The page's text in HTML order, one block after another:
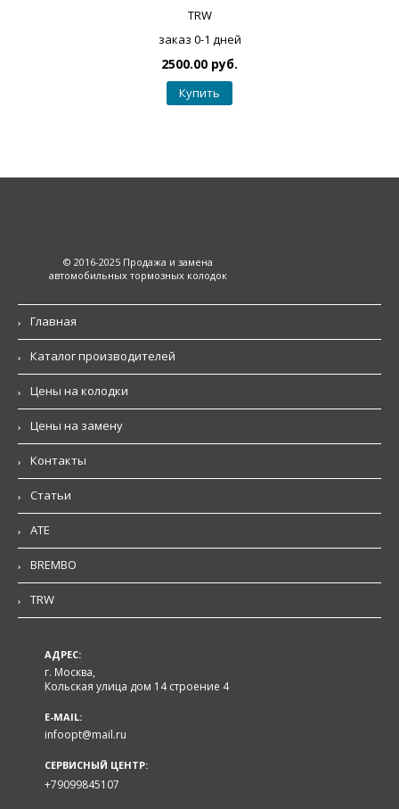
TRW
заказ 0-1 дней
2500.00 руб.
Купить
© 2016-2025 Продажа и замена
автомобильных тормозных колодок
Главная
Каталог производителей
Цены на колодки
Цены на замену
Контакты
Статьи
ATE
BREMBO
TRW
АДРЕС:
г. Москва,
Кольская улица дом 14 строение 4
E-MAIL:
infoopt@mail.ru
СЕРВИСНЫЙ ЦЕНТР:
+79099845107